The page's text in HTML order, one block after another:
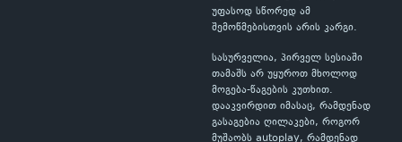
უფასოდ სწორედ ამ
შემოწმებისთვის არის კარგი.
სასურველია, პირველ სესიაში
თამაშს არ უყუროთ მხოლოდ
მოგება-წაგების კუთხით.
დააკვირდით იმასაც, რამდენად
გასაგებია ღილაკები, როგორ
მუშაობს autoplay, რამდენად